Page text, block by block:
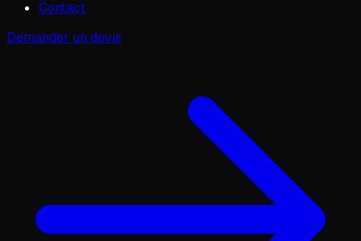
Contact
Demander un devis